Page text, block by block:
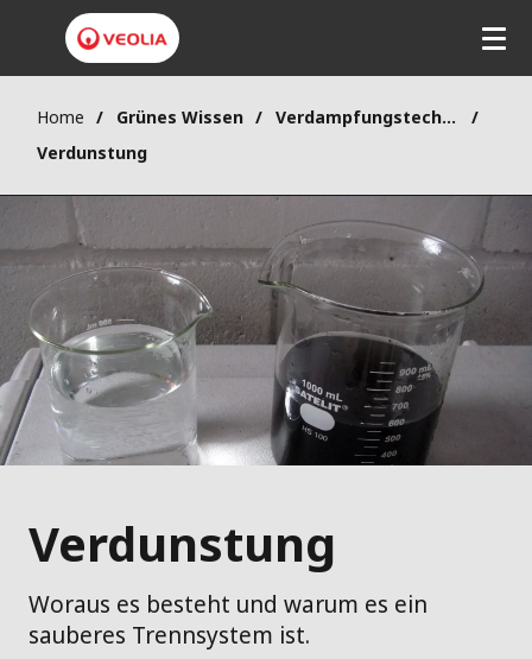
Home Grünes Wissen
Verdampfungstechnologie
Verdunstung
Verdunstung
Woraus es besteht und warum es ein
sauberes Trennsystem ist.